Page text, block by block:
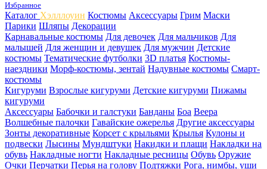
Избранное
Каталог Хэлллоуин Костюмы Аксессуары Грим Маски
Парики Шляпы Декорации
Карнавальные костюмы Для девочек Для мальчиков Для
малышей Для женщин и девушек Для мужчин Детские
костюмы Тематические футболки 3D платья Костюмы-
наездники Морф-костюмы, зентай Надувные костюмы Смарт-
костюмы
Кигуруми Взрослые кигуруми Детские кигуруми Пижамы
кигуруми
Аксессуары Бабочки и галстуки Банданы Боа Веера
Волшебные палочки Гавайские ожерелья Другие аксессуары
Зонты декоративные Корсет с крыльями Крылья Кулоны и
подвески Лысины Мундштуки Накидки и плащи Накладки на
обувь Накладные ногти Накладные ресницы Обувь Оружие
Очки Перчатки Перья на голову Подтяжки Рога, нимбы, уши